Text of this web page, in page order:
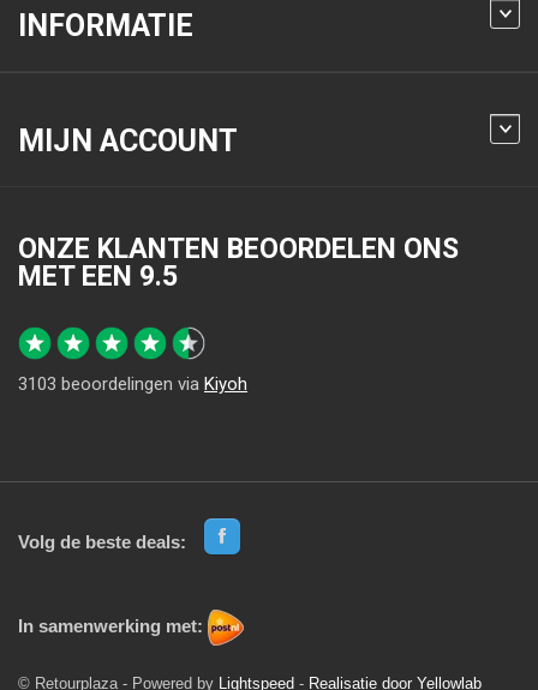
INFORMATIE
MIJN ACCOUNT
ONZE KLANTEN BEOORDELEN ONS
MET EEN 9.5
3103 beoordelingen via Kiyoh
Volg de beste deals:
In samenwerking met:
© Retourplaza - Powered by Lightspeed - Realisatie door Yellowlab